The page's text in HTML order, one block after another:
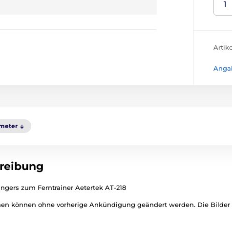
zum Ferntrainer Aetertek AT-218
können ohne vorherige Ankündigung geändert werden. Die